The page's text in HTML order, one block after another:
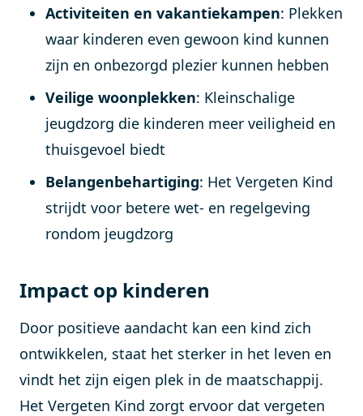
Activiteiten en vakantiekampen: Plekken
waar kinderen even gewoon kind kunnen
zijn en onbezorgd plezier kunnen hebben
Veilige woonplekken: Kleinschalige
jeugdzorg die kinderen meer veiligheid en
thuisgevoel biedt
Belangenbehartiging: Het Vergeten Kind
strijdt voor betere wet- en regelgeving
rondom jeugdzorg
Impact op kinderen
Door positieve aandacht kan een kind zich
ontwikkelen, staat het sterker in het leven en
vindt het zijn eigen plek in de maatschappij.
Het Vergeten Kind zorgt ervoor dat vergeten